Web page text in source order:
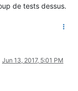
de tests dessus.
Jun 13, 2017, 5:01 PM